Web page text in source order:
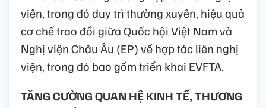
viện, trong đó duy trì thường xuyên, hiệu quả
cơ chế trao đổi giữa Quốc hội Việt Nam và
Nghị viện Châu Âu (EP) về hợp tác liên nghị
viện, trong đó bao gồm triển khai EVFTA.
TĂNG CƯỜNG QUAN HỆ KINH TẾ, THƯƠNG